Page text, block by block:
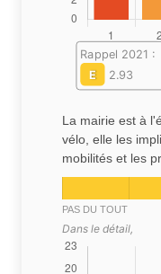
Rappel 2021 :
E
2.93
La mairie est à
vélo, elle les
mobilités et les
PAS DU TOUT
Dans le détail,